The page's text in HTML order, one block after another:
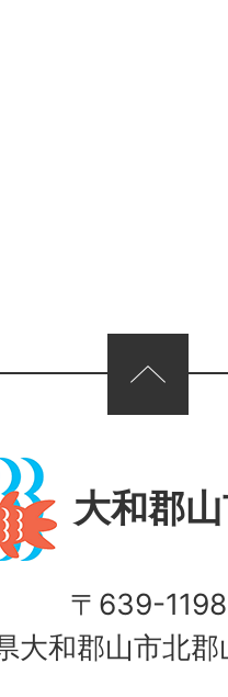
大和郡
〒639-1198
大和郡山市北